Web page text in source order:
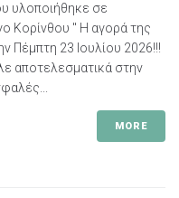
υλοποιήθηκε σε
Κορίνθου " Η αγορά της
Πέμπτη 23 Ιουλίου 2026!!!
αποτελεσματικά στην
MORE